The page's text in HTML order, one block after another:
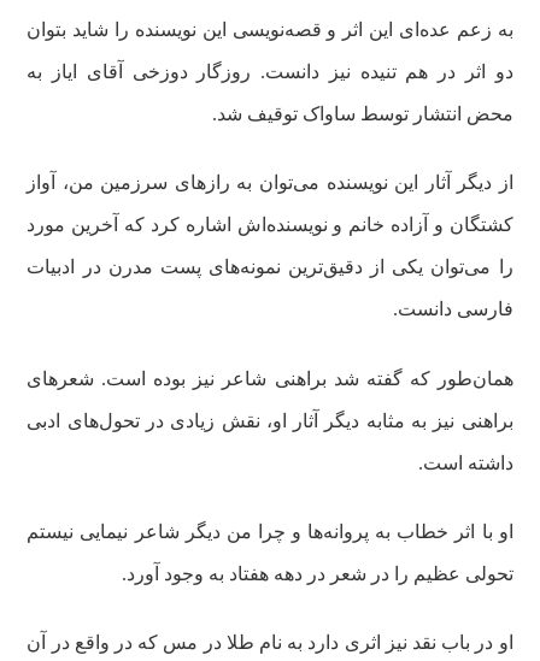
به زعم عده‌ای این اثر و قصه‌نویسی این نویسنده را شاید بتوان
دو اثر در هم تنیده نیز دانست. روزگار دوزخی آقای ایاز به
محض انتشار توسط ساواک توقیف شد.
از دیگر آثار این نویسنده می‌توان به رازهای سرزمین من، آواز
کشتگان و آزاده خانم و نویسنده‌اش اشاره کرد که آخرین مورد
را می‌توان یکی از دقیق‌ترین نمونه‌های پست مدرن در ادبیات
فارسی دانست.
همان‌طور که گفته شد براهنی شاعر نیز بوده است. شعرهای
براهنی نیز به مثابه دیگر آثار او، نقش زیادی در تحول‌های ادبی
داشته است.
او با اثر خطاب به پروانه‌ها و چرا من دیگر شاعر نیمایی نیستم
تحولی عظیم را در شعر در دهه هفتاد به وجود آورد.
او در باب نقد نیز اثری دارد به نام طلا در مس که در واقع در آن